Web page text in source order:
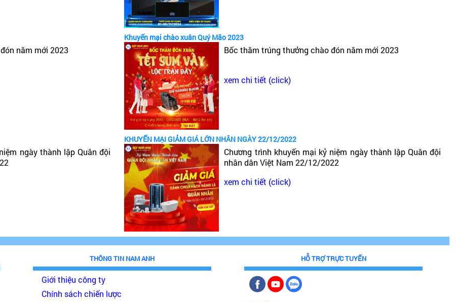
năm mới 2023
ngày thành lập Quân đội
Khuyến mại chào xuân Quý Mão 2023
Bốc thăm trúng thưởng chào đón năm mới 2023
xem chi tiết (click)
KHUYẾN MẠI GIẢM GIÁ LỚN NHÂN NGÀY 22/12/2022
Chương trình khuyến mại kỷ niệm ngày thành lập Quân đội
nhân dân Việt Nam 22/12/2022
xem chi tiết (click)
THÔNG TIN NAM ANH
Giới thiệu công ty
Chính sách chiến lược
HỖ TRỢ TRỰC TUYẾN